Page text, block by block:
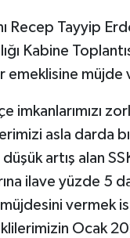
Recep Tayyip
Kabine
emeklisine müjde
imkanlarımızı
asla darda
artış alan
ilave yüzde 5
müjdesini vermek
Ocak